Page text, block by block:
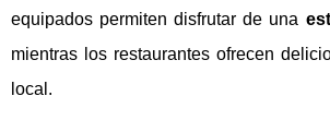
equipados permiten disfrutar de una
mientras los restaurantes ofrecen
local.